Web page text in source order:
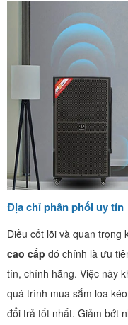
Địa chỉ phân phối uy tín
Điều cốt lõi và quan trọng
cao cấp đó chính là ưu
tín, chính hãng. Việc này
quá trình mua sắm loa
đổi trả tốt nhất. Giảm bớt